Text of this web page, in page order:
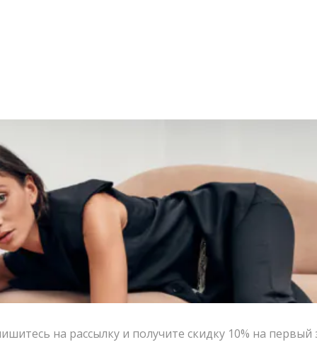
на рассылку и получите скидку 10% на первый